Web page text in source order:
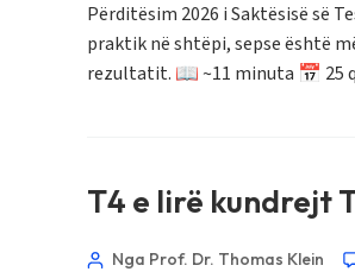
Përditësim 2026 i Saktësisë së
praktik në shtëpi, sepse është
rezultatit. 📖 ~11 minuta 📅 25
T4 e lirë kundrejt
Nga Prof. Dr. Thomas Klein
Frysk
Ślōnskŏ gŏdka